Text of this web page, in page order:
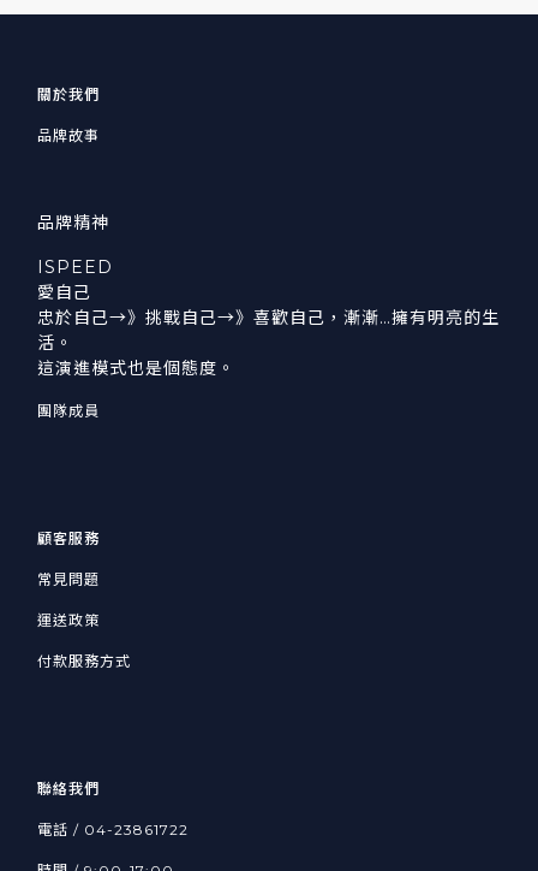
關於我們
品牌故事
品牌精神
ISPEED
愛自己
忠於自己→》挑戰自己→》喜歡自己，漸漸…擁有明亮的生
活。
這演進模式也是個態度。
團隊成員
顧客服務
常見問題
運送政策
付款服務方式
聯絡我們
電話 / 04-23861722